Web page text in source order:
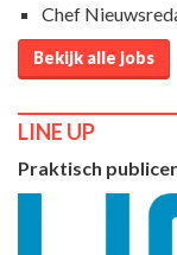
Chef
Bekijk alle jobs
LINE UP
Praktisch